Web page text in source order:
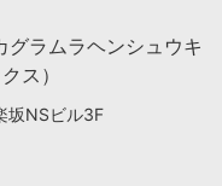
グラムラヘンシュウキ
ス）
坂NSビル3F